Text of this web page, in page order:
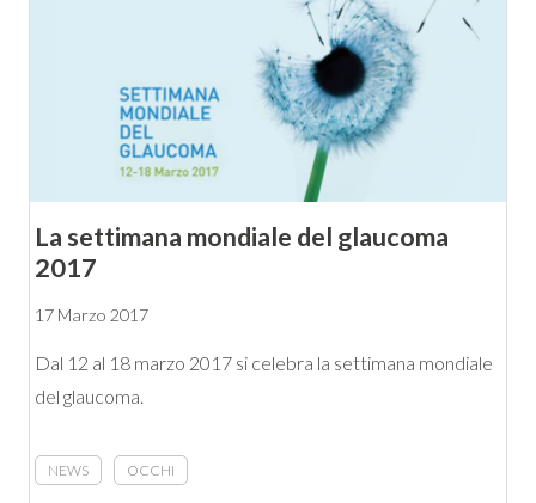
La settimana mondiale del glaucoma
2017
17 Marzo 2017
Dal 12 al 18 marzo 2017 si celebra la settimana mondiale
del glaucoma.
NEWS OCCHI